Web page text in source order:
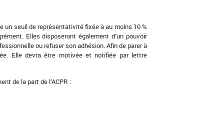
seuil de représentativité fixée à au moins 10 %
Elles disposeront également d’un pouvoir
ou refuser son adhésion. Afin de parer à
Elle devra être motivée et notifiée par lettre
de la part de l’ACPR :